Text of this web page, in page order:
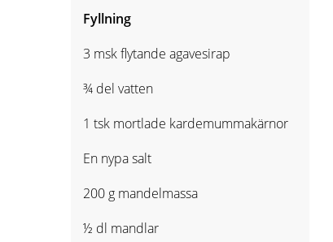
Fyllning
3 msk flytande agavesirap
¾ del vatten
1 tsk mortlade kardemummakärnor
En nypa salt
200 g mandelmassa
½ dl mandlar